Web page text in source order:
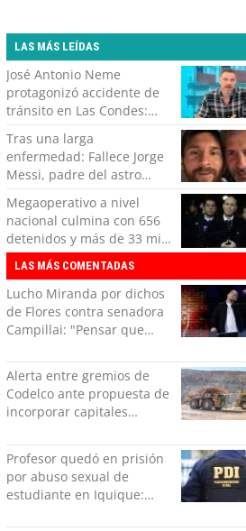
LAS MÁS LEÍDAS
José Antonio Neme
protagonizó accidente de
tránsito en Las Condes:
Colisionó con un
motociclista
Tras una larga
enfermedad: Fallece Jorge
Messi, padre del astro
argentino
Megaoperativo a nivel
nacional culmina con 656
detenidos y más de 33 mil
controles realizados
LAS MÁS COMENTADAS
Lucho Miranda por dichos
de Flores contra senadora
Campillai: "Pensar que
es una forma de quitar
dignidad"
Alerta entre gremios de
Codelco ante propuesta de
incorporar capitales
Profesor quedó en prisión
por abuso sexual de
estudiante en Iquique: